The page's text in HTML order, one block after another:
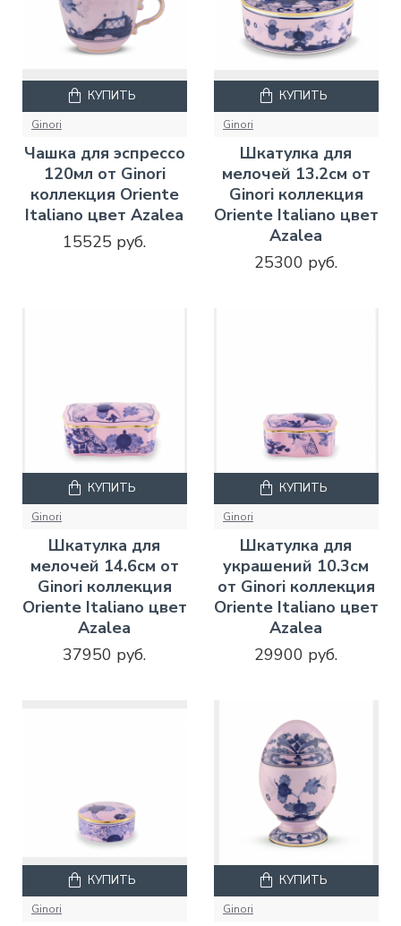
Ginori
Чашка для эспрессо
120мл от Ginori
коллекция Oriente
Italiano цвет Azalea
15525 руб.
КУПИТЬ
Ginori
Шкатулка для
мелочей 13.2см от
Ginori коллекция
Oriente Italiano цвет
Azalea
25300 руб.
КУПИТЬ
Ginori
Шкатулка для
мелочей 14.6см от
Ginori коллекция
Oriente Italiano цвет
Azalea
37950 руб.
КУПИТЬ
Ginori
Шкатулка для
украшений 10.3см
от Ginori коллекция
Oriente Italiano цвет
Azalea
29900 руб.
КУПИТЬ
Ginori
КУПИТЬ
Ginori
КУПИТЬ